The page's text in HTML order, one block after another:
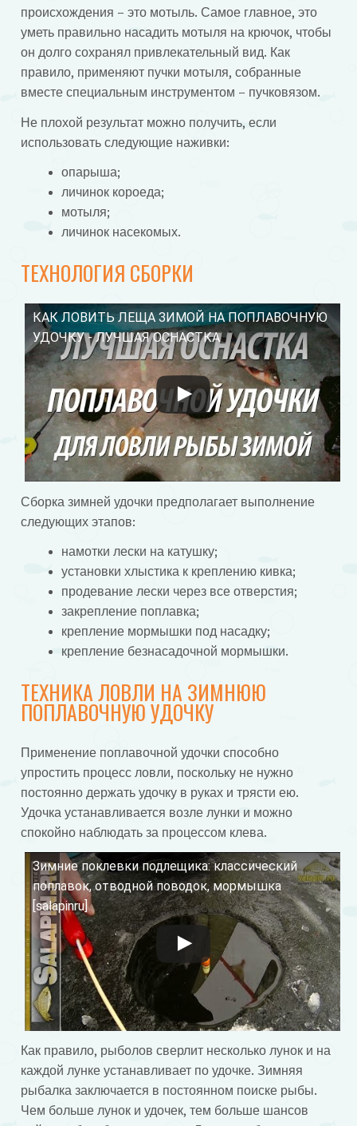
происхождения – это мотыль. Самое главное, это
уметь правильно насадить мотыля на крючок, чтобы
он долго сохранял привлекательный вид. Как
правило, применяют пучки мотыля, собранные
вместе специальным инструментом – пучковязом.
Не плохой результат можно получить, если
использовать следующие наживки:
опарыша;
личинок короеда;
мотыля;
личинок насекомых.
ТЕХНОЛОГИЯ СБОРКИ
КАК ЛОВИТЬ ЛЕЩА ЗИМОЙ НА ПОПЛАВОЧНУЮ
УДОЧКУ - ЛУЧШАЯ ОСНАСТКА
Смотрите это видео на YouTube
Сборка зимней удочки предполагает выполнение
следующих этапов:
намотки лески на катушку;
установки хлыстика к креплению кивка;
продевание лески через все отверстия;
закрепление поплавка;
крепление мормышки под насадку;
крепление безнасадочной мормышки.
ТЕХНИКА ЛОВЛИ НА ЗИМНЮЮ
ПОПЛАВОЧНУЮ УДОЧКУ
Применение поплавочной удочки способно
упростить процесс ловли, поскольку не нужно
постоянно держать удочку в руках и трясти ею.
Удочка устанавливается возле лунки и можно
спокойно наблюдать за процессом клева.
Зимние поклевки подлещика: классический
поплавок, отводной поводок, мормышка
[salapinru]
Смотрите это видео на YouTube
Как правило, рыболов сверлит несколько лунок и на
каждой лунке устанавливает по удочке. Зимняя
рыбалка заключается в постоянном поиске рыбы.
Чем больше лунок и удочек, тем больше шансов